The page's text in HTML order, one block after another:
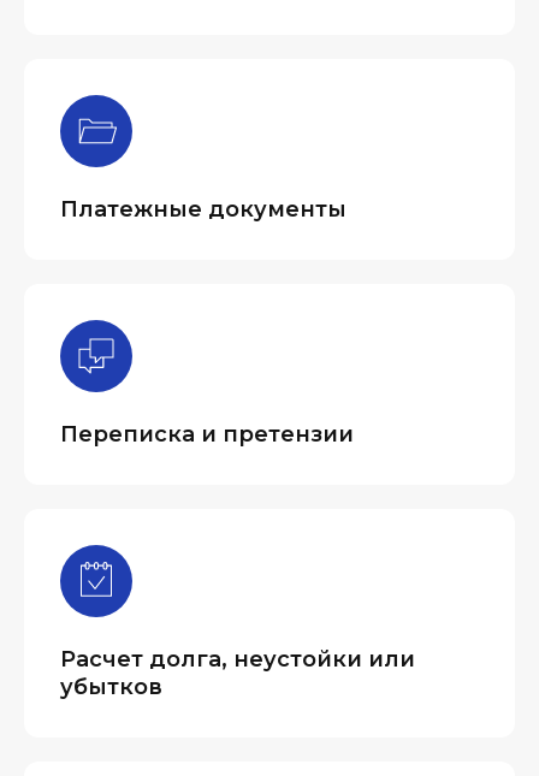
Платежные документы
Переписка и претензии
Расчет долга, неустойки или
убытков